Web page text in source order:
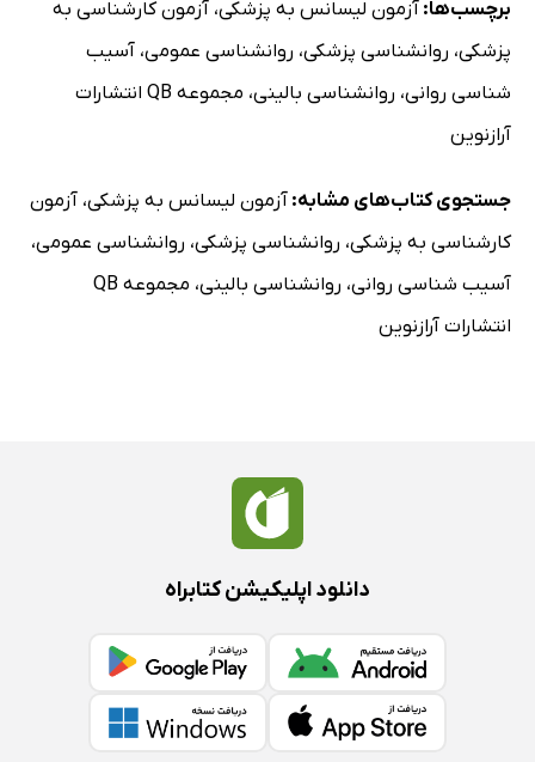
برچسب‌ها: آزمون لیسانس به پزشکی، آزمون کارشناسی به
پزشکی، روانشناسی پزشکی، روانشناسی عمومی، آسیب
شناسی روانی، روانشناسی بالینی،
مجموعه QB انتشارات
آرازنوین
جستجوی کتاب‌های مشابه: آزمون لیسانس به پزشکی، آزمون
کارشناسی به پزشکی، روانشناسی پزشکی، روانشناسی عمومی،
آسیب شناسی روانی، روانشناسی بالینی،
مجموعه QB
انتشارات آرازنوین
دانلود اپلیکیشن کتابراه